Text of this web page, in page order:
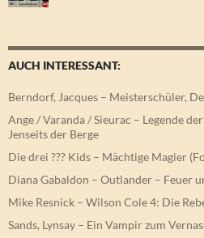
AUCH INTERESSANT:
Berndorf, Jacques – Meisterschüler,
Ange / Varanda / Sieurac – Legende
Jenseits der Berge
Die drei ??? Kids – Mächtige Magier
Diana Gabaldon – Outlander – Feuer
Mike Resnick – Wilson Cole 4: Die
Sands, Lynsay – Ein Vampir zum